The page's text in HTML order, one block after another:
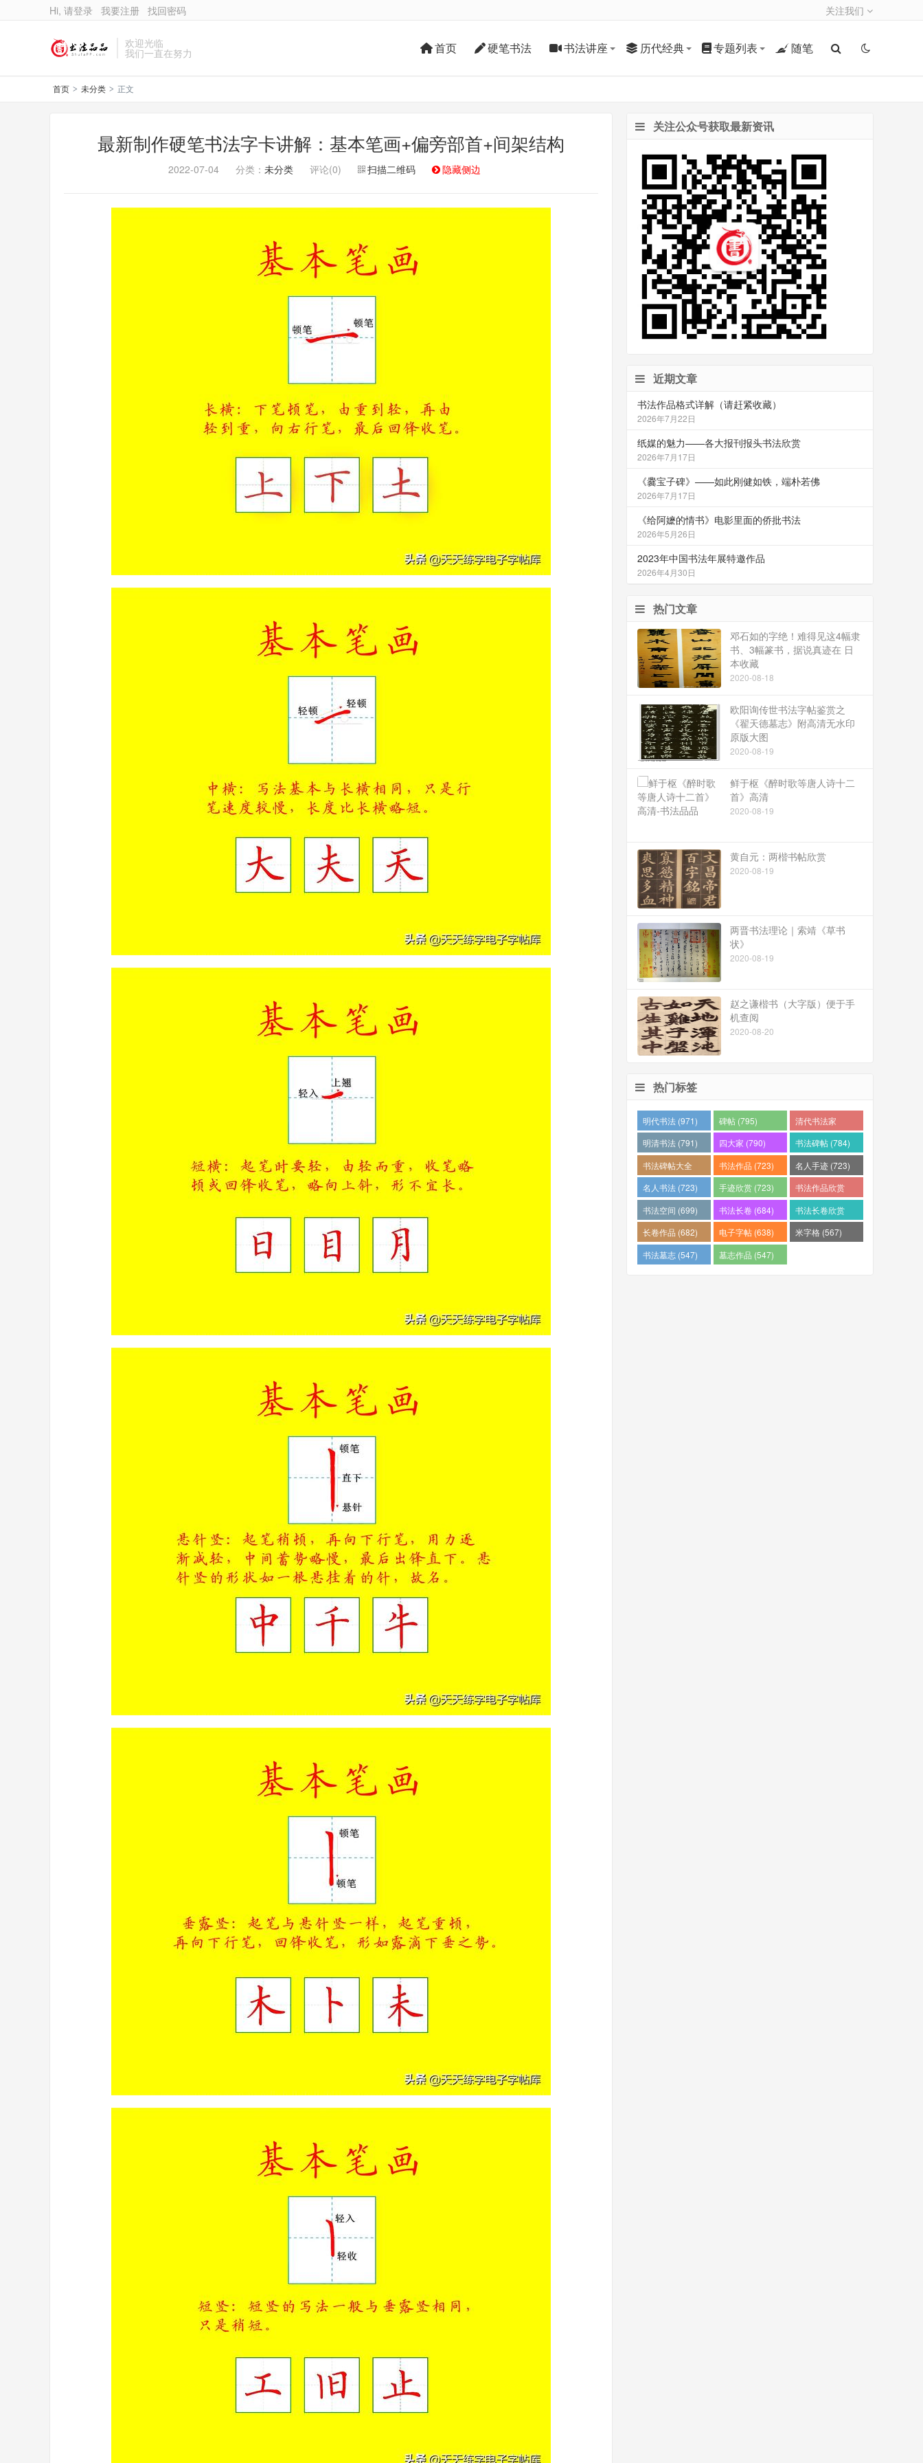
关注我们
Hi, 请登录 我要注册 找回密码
欢迎光临
我们一直在努力 首页 硬笔书法 书法讲座 历代经典 专题列表 随笔
首页 > 未分类 > 正文
最新制作硬笔书法字卡讲解：基本笔画+偏旁部首+间架结构
2022-07-04 分类： 未分类 评论(0) 扫描二维码 隐藏侧边
关注公众号获取最新资讯
近期文章
书法作品格式详解（请赶紧收藏）
2026年7月22日
纸媒的魅力——各大报刊报头书法欣赏
2026年7月17日
《爨宝子碑》——如此刚健如铁，端朴若佛
2026年7月17日
《给阿嬷的情书》电影里面的侨批书法
2026年5月26日
2023年中国书法年展特邀作品
2026年4月30日
热门文章
邓石如的字绝！难得见这4幅隶
书、3幅篆书，据说真迹在 日
本收藏
2020-08-18
欧阳询传世书法字帖鉴赏之
《翟天德墓志》附高清无水印
原版大图
2020-08-19
鲜于枢《醉时歌等唐人诗十二
首》高清
2020-08-19
黄自元：两楷书帖欣赏
2020-08-19
两晋书法理论｜索靖《草书
状》
2020-08-19
赵之谦楷书（大字版）便于手
机查阅
2020-08-20
热门标签
明代书法 (971) 碑帖 (795)
清代书法家
(794)
明清书法 (791) 四大家 (790)
书法碑帖 (784)
书法碑帖大全
(784)
书法作品 (723)
名人手迹 (723)
名人书法 (723)
手迹欣赏 (723)
书法作品欣赏
(710)
书法空间 (699) 书法长卷 (684)
书法长卷欣赏
(682)
长卷作品 (682) 电子字帖 (638)
米字格 (567)
书法墓志 (547)
墓志作品 (547)